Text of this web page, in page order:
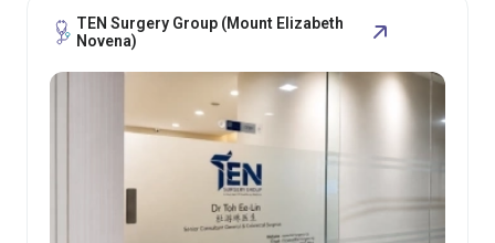
TEN Surgery Group (Mount Elizabeth
Novena)